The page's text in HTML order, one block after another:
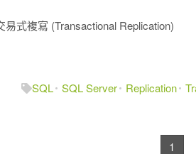
式複寫 (Transactional Replication)
SQL SQL Server Replication
1